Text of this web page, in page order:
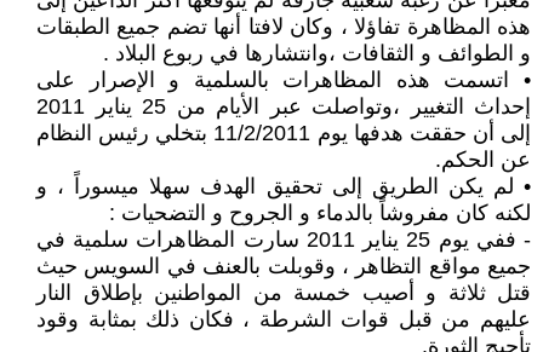
هذه المظاهرة تفاؤلا ، وكان لافتا أنها تضم جميع الطبقات
و الطوائف و الثقافات ،وانتشارها في ربوع البلاد .
• اتسمت هذه المظاهرات بالسلمية و الإصرار على
إحداث التغيير ،وتواصلت عبر الأيام من 25 يناير 2011
إلى أن حققت هدفها يوم 11/2/2011 بتخلي رئيس النظام
عن الحكم.
• لم يكن الطريق إلى تحقيق الهدف سهلا ميسوراً ، و
لكنه كان مفروشاً بالدماء و الجروح و التضحيات :
- ففي يوم 25 يناير 2011 سارت المظاهرات سلمية في
جميع مواقع التظاهر ، وقوبلت بالعنف في السويس حيث
قتل ثلاثة و أصيب خمسة من المواطنين بإطلاق النار
عليهم من قبل قوات الشرطة ، فكان ذلك بمثابة وقود
تأجيج الثورة.